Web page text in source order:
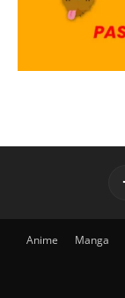
Anime Manga